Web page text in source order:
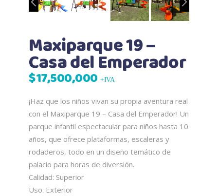
Maxiparque 19 –
Casa del Emperador
$17,500,000 +IVA
¡Haz que los niños vivan su propia aventura real
con el Maxiparque 19 – Casa del Emperador! Un
parque infantil espectacular para niños hasta 10
años, que ofrece plataformas, escaleras y
rodaderos, todo en un diseño temático de
palacio para horas de diversión.
Calidad: Superior
Uso: Exterior